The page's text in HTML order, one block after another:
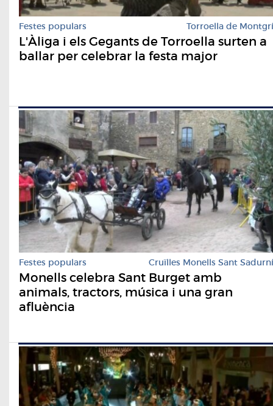
Festes populars Torroella de Montgrí
L'Àliga i els Gegants de Torroella surten a
ballar per celebrar la festa major
Festes populars Cruïlles Monells Sant Sadurní
Monells celebra Sant Burget amb
animals, tractors, música i una gran
afluència